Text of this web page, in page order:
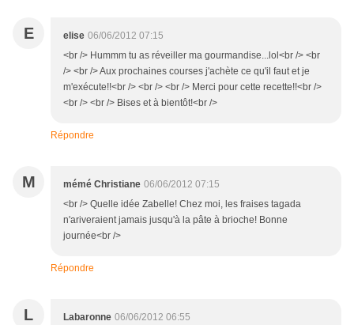
E elise 06/06/2012 07:15
<br /> Hummm tu as réveiller ma gourmandise...lol<br /> <br
/> <br /> Aux prochaines courses j'achète ce qu'il faut et je
m'exécute!!<br /> <br /> <br /> Merci pour cette recette!!<br />
<br /> <br /> Bises et à bientôt!<br />
Répondre
M mémé Christiane 06/06/2012 07:15
<br /> Quelle idée Zabelle! Chez moi, les fraises tagada
n'ariveraient jamais jusqu'à la pâte à brioche! Bonne
journée<br />
Répondre
L Labaronne 06/06/2012 06:55